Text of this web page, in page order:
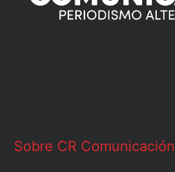
Sobre CR Comunicación